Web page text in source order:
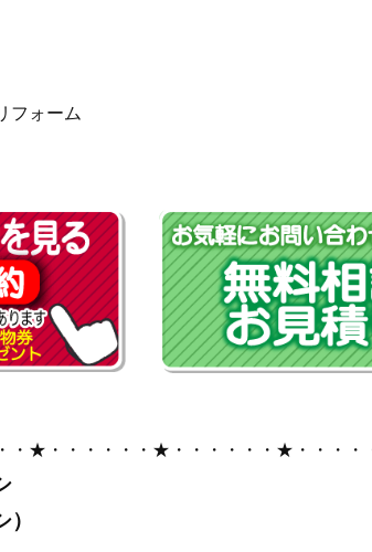
フォーム
・★・・・・・・★・・・・・・★・・・・